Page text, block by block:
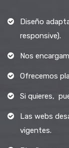
Diseño
responsive).
Nos
Ofrecemos
Si quieres,
Las webs
vigentes.